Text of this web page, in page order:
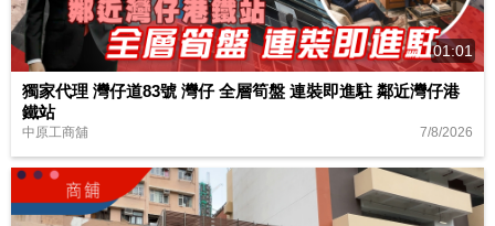
01:01
獨家代理 灣仔道83號 灣仔 全層筍盤 連裝即進駐 鄰近灣仔港
鐵站
中原工商舖 7/8/2026